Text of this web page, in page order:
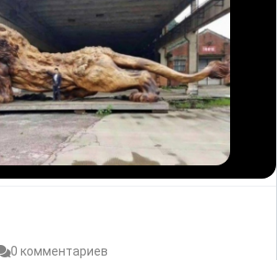
0 комментариев